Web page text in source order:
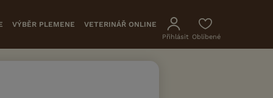
VÝBĚR PLEMENE VETERINÁŘ ONLINE
Přihlásit Oblíbené